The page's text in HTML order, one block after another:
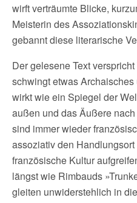
wirft verträumte Blicke,
Meisterin des
gebannt diese literarische
Der gelesene Text
schwingt etwas
wirkt wie ein Spiegel der
außen und das Äußere
sind immer wieder
assoziativ den
französische Kultur
längst wie Rimbauds
gleiten unwiderstehlich in